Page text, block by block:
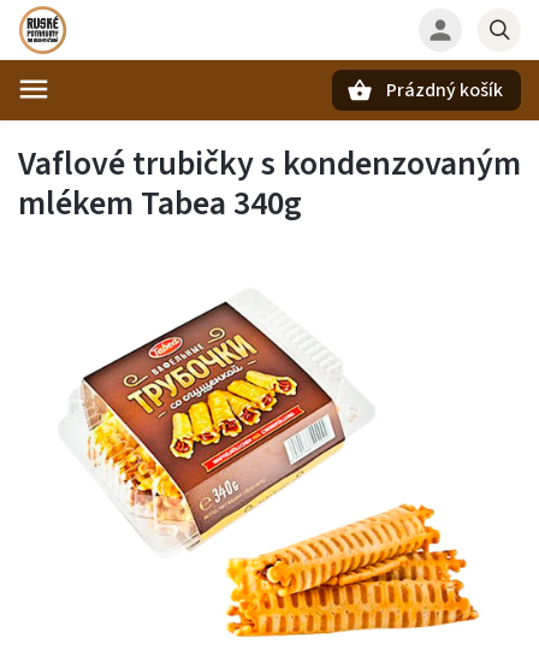
Prázdný košík
Vaflové trubičky s kondenzovaným
mlékem Tabea 340g